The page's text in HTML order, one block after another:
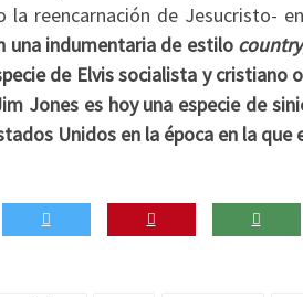
reencarnación de Jesucristo-
una indumentaria de estilo country
de Elvis socialista y cristiano
Jones es hoy una especie de
Unidos en la época en la